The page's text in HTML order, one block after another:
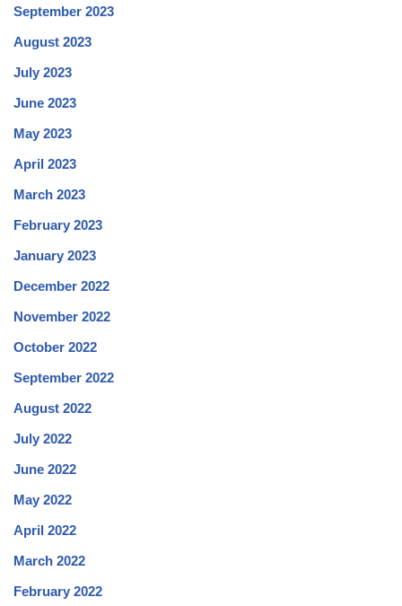
September 2023
August 2023
July 2023
June 2023
May 2023
April 2023
March 2023
February 2023
January 2023
December 2022
November 2022
October 2022
September 2022
August 2022
July 2022
June 2022
May 2022
April 2022
March 2022
February 2022